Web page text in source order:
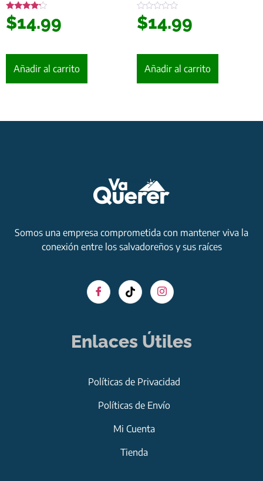
Valorado
en
4.00
$14.99
Añadir al carrito
Valorado
en
$14.99
Añadir al carrito
Somos una empresa comprometida con mantener viva la
conexión entre los salvadoreños y sus raíces
Enlaces Útiles
Políticas de Privacidad
Políticas de Envío
Mi Cuenta
Tienda